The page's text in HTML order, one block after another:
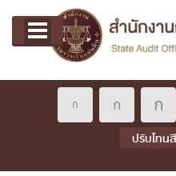
Main menu
หน้าแรก
เกี่ยวกับ คตง.
นโยบายการตรวจเงินแผ่นดิน
หลักเกณฑ์มาตรฐานเกี่ยวกับกา
ปรับโทนสี